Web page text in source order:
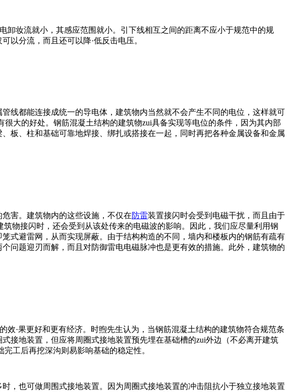
卸妆流就小，其感应范围就小。引下线相互之间的距离不应小于规范中的规
以分流，而且还可以降·低反击电压。
线都能连接成统一的导电体，建筑物内当然就不会产生不同的电位，这样就可
大的好处。钢筋混凝土结构的建筑物zui具备实现等电位的条件，因为其内部
板、柱和基础可靠地焊接、绑扎或搭接在一起，同时再把各种金属设备和金属
害。建筑物内的这些设施，不仅在防雷装置接闪时会受到电磁干扰，而且由于
物接闪时，还会受到从该处传来的电磁波的影响。因此，我们应尽量利用钢
式避雷网，从而实现屏蔽。由于结构构造的不同，墙内和楼板内的钢筋有疏有
问题迎刃而解，而且对防御雷电电磁脉冲也是更有效的措施。此外，建筑物的
效·果更好和更有经济。时煦先生认为，当钢筋混凝土结构的建筑物符合规范条
接地装置，但应将周圈式接地装置预先埋在基础槽的zui外边（不必离开建筑
工后再挖深沟则易影响基础的稳定性。
，也可做周围式接地装置。因为周圈式接地装置的冲击阻抗小于独立接地装置